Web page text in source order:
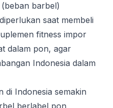
(beban barbel)
saat membeli
fitness impor
dalam pon, agar
Indonesia dalam
di Indonesia semakin
berlabel pon